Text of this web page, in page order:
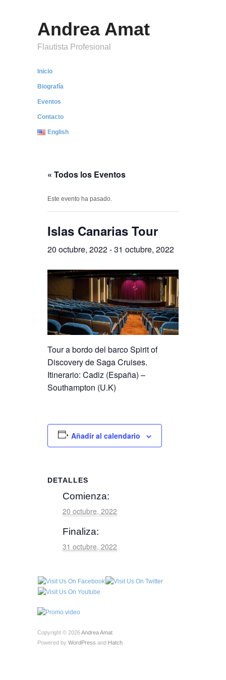
Andrea Amat
Flautista Profesional
Inicio
Biografía
Eventos
Contacto
English
« Todos los Eventos
Este evento ha pasado.
Islas Canarias Tour
20 octubre, 2022-31 octubre, 2022
Tour a bordo del barco Spirit of
Discovery de Saga Cruises.
Itinerario: Cadiz (España) –
Southampton (U.K)
Añadir al calendario
DETALLES
Comienza:
20 octubre, 2022
Finaliza:
31 octubre, 2022
Copyright © 2026Andrea Amat
Powered by WordPress and Hatch